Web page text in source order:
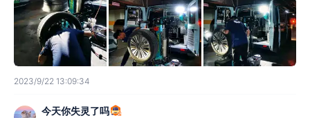
2023/9/22 13:09:34
今天你失灵了吗